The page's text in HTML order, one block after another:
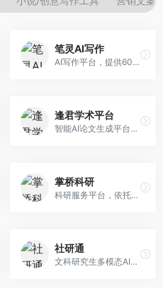
笔灵AI写作
AI写作平台，提供600+写作模板。面向学生、职场人士和内容创作者，支持论文、公文、营销文案等多种文体，模板丰富，一键生成，写作效率大幅提升。
逢君学术平台
智能AI论文生成平台，支持查重检测。面向高校学生和研究人员，提供论文选题、内容生成、查重修改等一站式服务，学术写作流程完整。
掌桥科研
科研服务平台，依托3亿+真实文献数据库。面向学术研究者和学生，提供文献检索、论文写作、科研数据分析等服务，文献资源丰富，学术支持专业。
社研通
文科研究生多模态AI学术写作平台。面向文科研究生和社科研究者，提供文献综述、理论分析、定性研究辅助等服务，文科研究方法论支持完善。